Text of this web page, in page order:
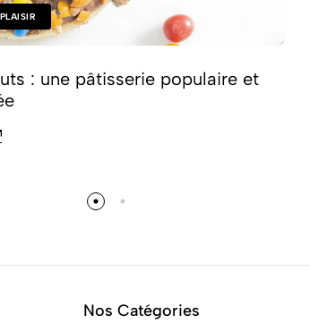
: une pâtisserie populaire et
Nos Catégories